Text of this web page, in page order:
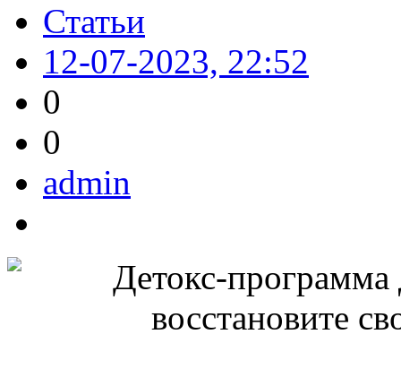
Статьи
12-07-2023, 22:52
0
0
admin